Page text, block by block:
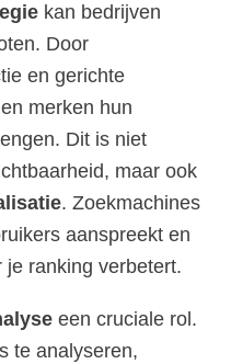
kan bedrijven
Door
en gerichte
merken hun
Dit is niet
maar ook
. Zoekmachines
aanspreekt en
je ranking verbetert.
een cruciale rol.
te analyseren,